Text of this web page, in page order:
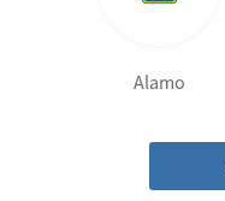
Alamo